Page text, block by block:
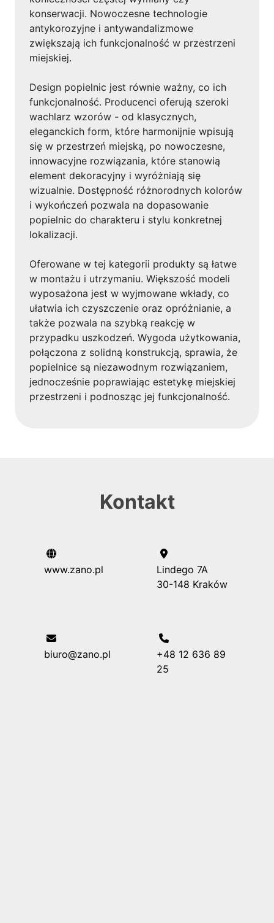
konserwacji. Nowoczesne technologie
antykorozyjne i antywandalizmowe
zwiększają ich funkcjonalność w przestrzeni
miejskiej.
Design popielnic jest równie ważny, co ich
funkcjonalność. Producenci oferują szeroki
wachlarz wzorów - od klasycznych,
eleganckich form, które harmonijnie wpisują
się w przestrzeń miejską, po nowoczesne,
innowacyjne rozwiązania, które stanowią
element dekoracyjny i wyróżniają się
wizualnie. Dostępność różnorodnych kolorów
i wykończeń pozwala na dopasowanie
popielnic do charakteru i stylu konkretnej
lokalizacji.
Oferowane w tej kategorii produkty są łatwe
w montażu i utrzymaniu. Większość modeli
wyposażona jest w wyjmowane wkłady, co
ułatwia ich czyszczenie oraz opróżnianie, a
także pozwala na szybką reakcję w
przypadku uszkodzeń. Wygoda użytkowania,
połączona z solidną konstrukcją, sprawia, że
popielnice są niezawodnym rozwiązaniem,
jednocześnie poprawiając estetykę miejskiej
przestrzeni i podnosząc jej funkcjonalność.
Kontakt
www.zano.pl
Lindego 7A
30-148 Kraków
biuro@zano.pl
+48 12 636 89
25